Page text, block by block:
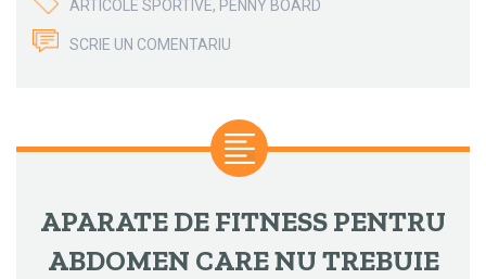
ARTICOLE SPORTIVE, PENNY BOARD
SCRIE UN COMENTARIU
APARATE DE FITNESS PENTRU
ABDOMEN CARE NU TREBUIE